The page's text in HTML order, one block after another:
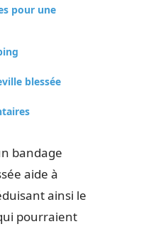
pour une
blessée
bandage
aide à
ainsi le
pourraient